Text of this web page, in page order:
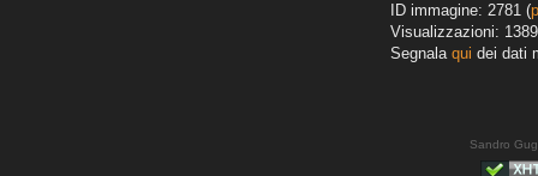
ID immagine: 2781 (
Visualizzazioni: 1389
Segnala qui dei dati
Sandro